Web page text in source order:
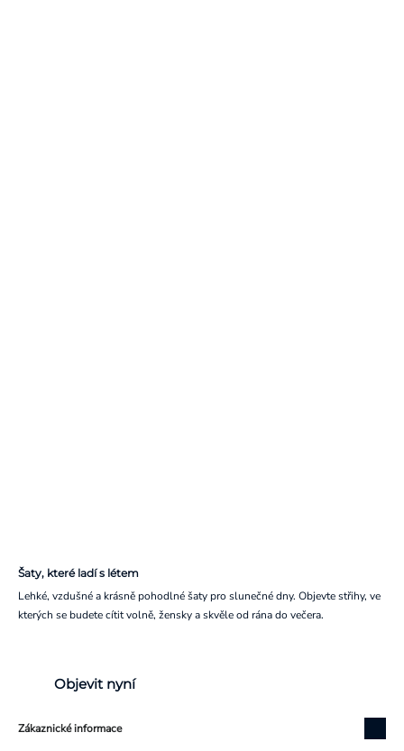
Šaty, které ladí s létem
Lehké, vzdušné a krásně pohodlné šaty pro slunečné dny. Objevte střihy, ve
kterých se budete cítit volně, žensky a skvěle od rána do večera.
Objevit nyní
Zákaznické informace